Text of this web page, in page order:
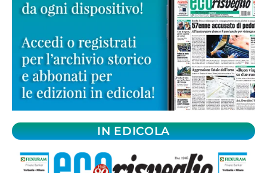
IN EDICOLA